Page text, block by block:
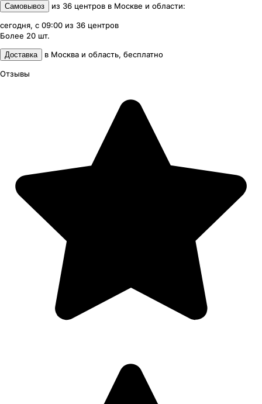
Самовывоз из 36 центров в Москве и области:
сегодня, с 09:00 из 36 центров
Более 20 шт.
Доставка в Москва и область, бесплатно
Отзывы